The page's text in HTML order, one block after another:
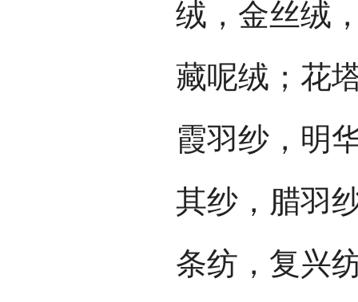
绒，金丝绒
藏呢绒；花
霞羽纱，明
其纱，腊羽
条纺，复兴